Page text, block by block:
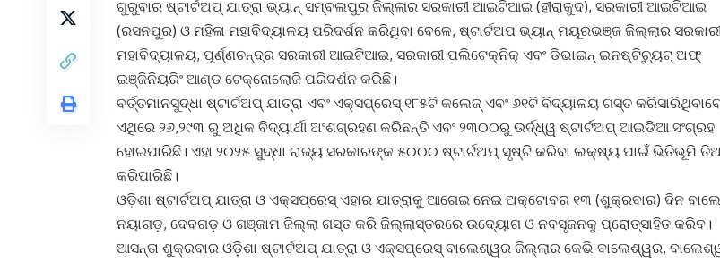
ଗୁରୁବାର ଷ୍ଟାର୍ଟଅପ୍ ଯାତ୍ରା ଭ୍ୟାନ୍ ସମ୍ବଲପୁର ଜିଲ୍ଲାର ସରକାରୀ ଆଇଟିଆଇ (ହୀରାକୁଦ), ସରକାରୀ ଆଇଟିଆଇ
(ରସନପୁର) ଓ ମହିଳା ମହାବିଦ୍ୟାଳୟ ପରିଦର୍ଶନ କରିଥିବା ବେଳେ, ଷ୍ଟାର୍ଟଅପ ଭ୍ୟାନ୍ ମୟୂରଭଞ୍ଜ ଜିଲ୍ଲାର
ମହାବିଦ୍ୟାଳୟ, ପୂର୍ଣ୍ଣଚନ୍ଦ୍ର ସରକାରୀ ଆଇଟିଆଇ, ସରକାରୀ ପଲିଟେକ୍ନିକ୍ ଏବଂ ଡିଭାଇନ୍ ଇନଷ୍ଟିଚ୍ୟୁଟ୍ ଅଫ୍
ଇଞ୍ଜିନିୟରିଂ ଆଣ୍ଡ ଟେକ୍ନୋଲୋଜି ପରିଦର୍ଶନ କରିଛି।
ବର୍ତ୍ତମାନସୁଦ୍ଧା ଷ୍ଟାର୍ଟଅପ୍ ଯାତ୍ରା ଏବଂ ଏକ୍ସପ୍ରେସ୍ ୧୮୫ଟି କଲେଜ୍ ଏବଂ ୬୧ଟି ବିଦ୍ୟାଳୟ ଗସ୍ତ
ଏଥିରେ ୨୬,୨୯୩ ରୁ ଅଧିକ ବିଦ୍ୟାର୍ଥୀ ଅଂଶଗ୍ରହଣ କରିଛନ୍ତି ଏବଂ ୨୩୦୦ରୁ ଉର୍ଦ୍ଧ୍ୱ ଷ୍ଟାର୍ଟଅପ୍ ଆଇଡିଆ ସଂଗ୍ରହ
ହୋଇପାରିଛି। ଏହା ୨୦୨୫ ସୁଦ୍ଧା ରାଜ୍ୟ ସରକାରଙ୍କ ୫୦୦୦ ଷ୍ଟାର୍ଟଅପ୍ ସୃଷ୍ଟି କରିବା ଲକ୍ଷ୍ୟ ପାଇଁ ଭିତିଭୂମି
କରିପାରିଛି।
ଓଡ଼ିଶା ଷ୍ଟାର୍ଟଅପ୍ ଯାତ୍ରା ଓ ଏକ୍ସପ୍ରେସ୍ ଏହାର ଯାତ୍ରାକୁ ଆଗେଇ ନେଇ ଅକ୍ଟୋବର ୧୩ (ଶୁକ୍ରବାର) ଦିନ
ନୟାଗଡ଼, ଦେବଗଡ଼ ଓ ଗଞ୍ଜାମ ଜିଲ୍ଲା ଗସ୍ତ କରି ଜିଲ୍ଲାସ୍ତରରେ ଉଦ୍ୟୋଗ ଓ ନବସୃଜନକୁ ପ୍ରୋତ୍ସାହିତ କରିବ।
ଆସନ୍ତା ଶୁକ୍ରବାର ଓଡ଼ିଶା ଷ୍ଟାର୍ଟଅପ୍ ଯାତ୍ରା ଓ ଏକ୍ସପ୍ରେସ୍ ବାଲେଶ୍ୱର ଜିଲ୍ଲାର କେଭି ବାଲେଶ୍ୱର,